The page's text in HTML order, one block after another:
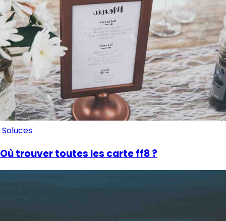
Soluces
Où trouver toutes les carte ff8 ?